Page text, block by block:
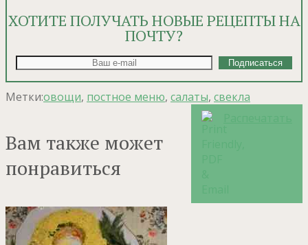
ХОТИТЕ ПОЛУЧАТЬ НОВЫЕ РЕЦЕПТЫ НА
ПОЧТУ?
Метки:овощи, постное меню, салаты, свекла
Вам также может
понравиться